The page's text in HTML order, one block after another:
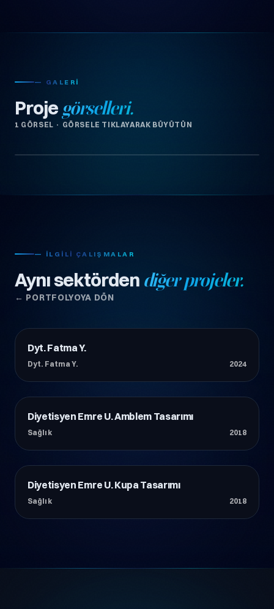
— GALERI
Projegörselleri.
1 GÖRSEL · GÖRSELE TIKLAYARAK BÜYÜTÜN
— İLGILI ÇALIŞMALAR
Aynı sektörden diğer projeler.
← PORTFOLYOYA DÖN
Sağlık
Dyt. Fatma Y.
Dyt. Fatma Y. 2024
Sağlık
Diyetisyen Emre U. Amblem Tasarımı
Sağlık 2018
Sağlık
Diyetisyen Emre U. Kupa Tasarımı
Sağlık 2018